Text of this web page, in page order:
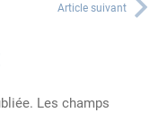
Article suivant
Les champs